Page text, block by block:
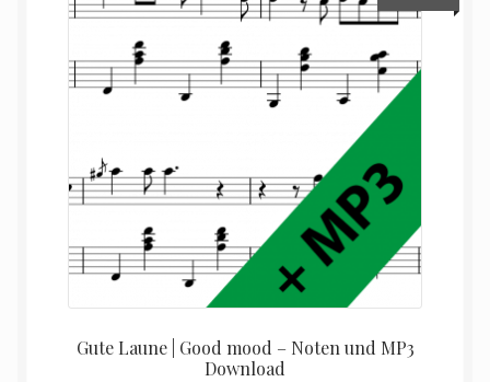
Gute Laune | Good mood – Noten und MP3
Download